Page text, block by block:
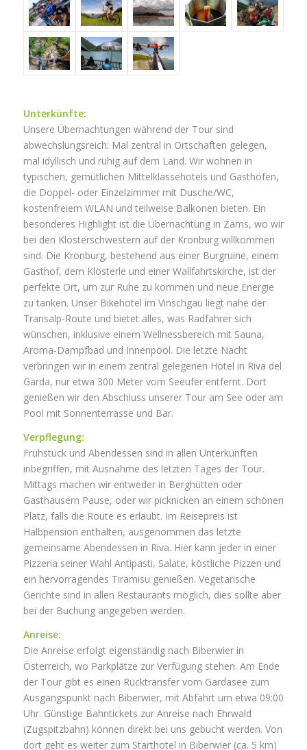
Unterkünfte:
Unsere Übernachtungen während der Tour sind
abwechslungsreich: Mal zentral in Ortschaften gelegen,
mal idyllisch und ruhig auf dem Land. Wir wohnen in
typischen, gemütlichen Mittelklassehotels und Gasthöfen,
die Doppel- oder Einzelzimmer mit Dusche/WC,
kostenfreiem WLAN und teilweise Balkonen bieten. Ein
besonderes Highlight ist die Übernachtung in Zams, wo wir
bei den Klosterschwestern auf der Kronburg willkommen
sind. Die Kronburg, bestehend aus einer Burgruine, einem
Gasthof, dem Klösterle und einer Wallfahrtskirche, ist der
perfekte Ort, um zur Ruhe zu kommen und neue Energie
zu tanken. Unser Bikehotel im Vinschgau liegt nahe der
Transalp-Route und bietet alles, was Radfahrer sich
wünschen, inklusive einem Wellnessbereich mit Sauna,
Aroma-Dampfbad und Innenpool. Die letzte Nacht
verbringen wir in einem zentral gelegenen Hotel in Riva del
Garda, nur etwa 300 Meter vom Seeufer entfernt. Dort
genießen wir den Abschluss unserer Tour am See oder am
Pool mit Sonnenterrasse und Bar.
Verpflegung:
Frühstück und Abendessen sind in allen Unterkünften
inbegriffen, mit Ausnahme des letzten Tages der Tour.
Mittags machen wir entweder in Berghütten oder
Gasthäusern Pause, oder wir picknicken an einem schönen
Platz, falls die Route es erlaubt. Im Reisepreis ist
Halbpension enthalten, ausgenommen das letzte
gemeinsame Abendessen in Riva. Hier kann jeder in einer
Pizzeria seiner Wahl Antipasti, Salate, köstliche Pizzen und
ein hervorragendes Tiramisu genießen. Vegetarische
Gerichte sind in allen Restaurants möglich, dies sollte aber
bei der Buchung angegeben werden.
Anreise:
Die Anreise erfolgt eigenständig nach Biberwier in
Österreich, wo Parkplätze zur Verfügung stehen. Am Ende
der Tour gibt es einen Rücktransfer vom Gardasee zum
Ausgangspunkt nach Biberwier, mit Abfahrt um etwa 09:00
Uhr. Günstige Bahntickets zur Anreise nach Ehrwald
(Zugspitzbahn) können direkt bei uns gebucht werden. Von
dort geht es weiter zum Starthotel in Biberwier (ca. 5 km)